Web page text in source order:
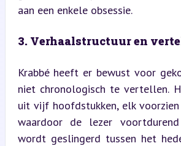
aan een enkele obsessie.
3. Verhaalstructuur en
Krabbé heeft er bewust voor
niet chronologisch te vertellen.
uit vijf hoofdstukken, elk
waardoor de lezer
wordt geslingerd tussen het